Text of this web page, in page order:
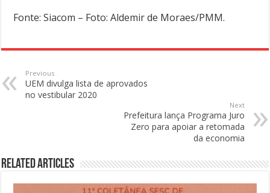
Fonte: Siacom – Foto: Aldemir de Moraes/PMM.
Previous
UEM divulga lista de aprovados
no vestibular 2020
Next
Prefeitura lança Programa Juro
Zero para apoiar a retomada
da economia
Related Articles